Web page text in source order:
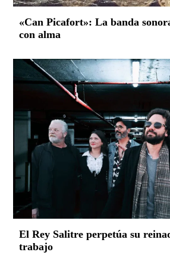
«Can Picafort»: La banda
con alma
El Rey Salitre perpetúa su
trabajo